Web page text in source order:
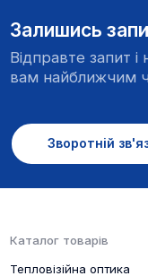
Залишись
Відправте запит
вам найближчим
Зворотній
Каталог товарів
Тепловізійна оптика